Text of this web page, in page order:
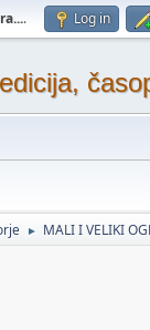
. Log in
► MALI I VELIKI